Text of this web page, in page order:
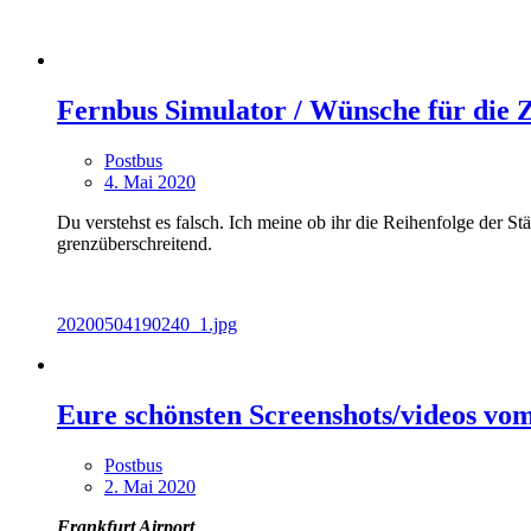
Fernbus Simulator / Wünsche für die
Postbus
4. Mai 2020
Du verstehst es falsch. Ich meine ob ihr die Reihenfolge der
grenzüberschreitend.
20200504190240_1.jpg
Eure schönsten Screenshots/videos
Postbus
2. Mai 2020
Frankfurt Airport